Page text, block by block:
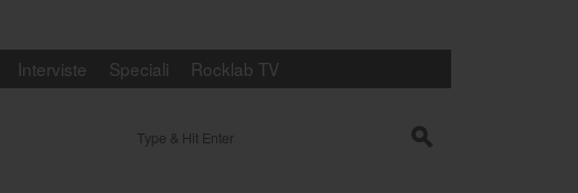
Interviste Speciali Rocklab TV
s